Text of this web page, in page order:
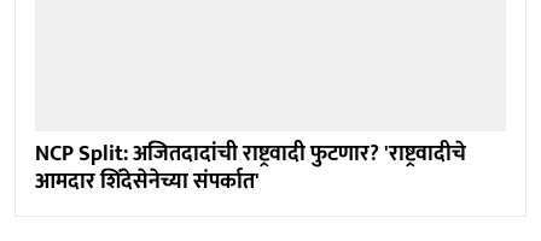
NCP Split: अजितदादांची राष्ट्रवादी फुटणार? 'राष्ट्रवादीचे
आमदार शिंदेसेनेच्या संपर्कात'